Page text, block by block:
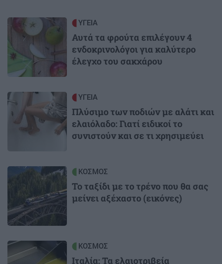
Image ΥΓΕΙΑ
Αυτά τα φρούτα επιλέγουν 4
ενδοκρινολόγοι για καλύτερο
έλεγχο του σακχάρου
Image ΥΓΕΙΑ
Πλύσιμο των ποδιών με αλάτι και
ελαιόλαδο: Γιατί ειδικοί το
συνιστούν και σε τι χρησιμεύει
Image ΚΟΣΜΟΣ
Το ταξίδι με το τρένο που θα σας
μείνει αξέχαστο (εικόνες)
Image ΚΟΣΜΟΣ
Ιταλία: Τα ελαιοτριβεία